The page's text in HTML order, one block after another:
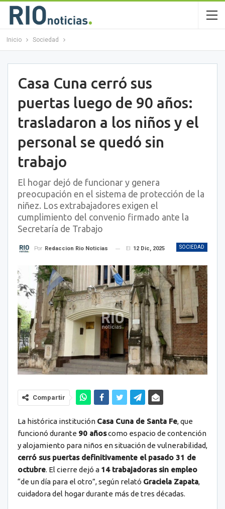
Inicio Sociedad
Casa Cuna cerró sus
puertas luego de 90 años:
trasladaron a los niños y el
personal se quedó sin
trabajo
El hogar dejó de funcionar y genera
preocupación en el sistema de protección de la
niñez. Los extrabajadores exigen el
cumplimiento del convenio firmado ante la
Secretaría de Trabajo
SOCIEDAD
Por Redaccion Rio Noticias El 12 Dic, 2025
Compartir
La histórica institución Casa Cuna de Santa Fe, que
funcionó durante 90 añoscomo espacio de contención
y alojamiento para niños en situación de vulnerabilidad,
cerró sus puertas definitivamente el pasado 31 de
octubre. El cierre dejó a 14 trabajadoras sin empleo
“de un día para el otro”, según relató Graciela Zapata,
cuidadora del hogar durante más de tres décadas.